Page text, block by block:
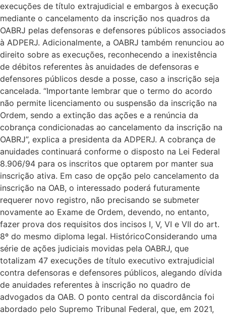
execuções de título extrajudicial e embargos à execução
mediante o cancelamento da inscrição nos quadros da
OABRJ pelas defensoras e defensores públicos associados
à ADPERJ. Adicionalmente, a OABRJ também renunciou ao
direito sobre as execuções, reconhecendo a inexistência
de débitos referentes às anuidades de defensoras e
defensores públicos desde a posse, caso a inscrição seja
cancelada. “Importante lembrar que o termo do acordo
não permite licenciamento ou suspensão da inscrição na
Ordem, sendo a extinção das ações e a renúncia da
cobrança condicionadas ao cancelamento da inscrição na
OABRJ”, explica a presidenta da ADPERJ. A cobrança de
anuidades continuará conforme o disposto na Lei Federal
8.906/94 para os inscritos que optarem por manter sua
inscrição ativa. Em caso de opção pelo cancelamento da
inscrição na OAB, o interessado poderá futuramente
requerer novo registro, não precisando se submeter
novamente ao Exame de Ordem, devendo, no entanto,
fazer prova dos requisitos dos incisos I, V, VI e VII do art.
8º do mesmo diploma legal. HistóricoConsiderando uma
série de ações judiciais movidas pela OABRJ, que
totalizam 47 execuções de título executivo extrajudicial
contra defensoras e defensores públicos, alegando dívida
de anuidades referentes à inscrição no quadro de
advogados da OAB. O ponto central da discordância foi
abordado pelo Supremo Tribunal Federal, que, em 2021,